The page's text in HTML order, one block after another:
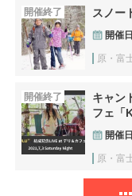
開催終了 スノー
開催日
原・富
開催終了
キャン
フェ「
開催日
原・富